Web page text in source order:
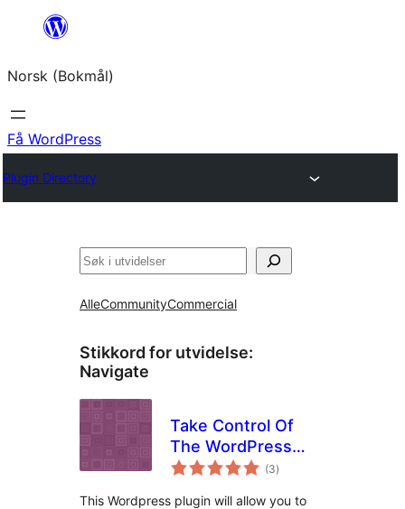
Hopp
innhold
Norsk (Bokmål)
Få WordPress
Plugin Directory
Søk
AlleCommunityCommercial
Stikkord for utvidelse:
Navigate
Take Control Of
The WordPress
Toolbar
(3totale
vurderinger
)
This Wordpress plugin will allow you to